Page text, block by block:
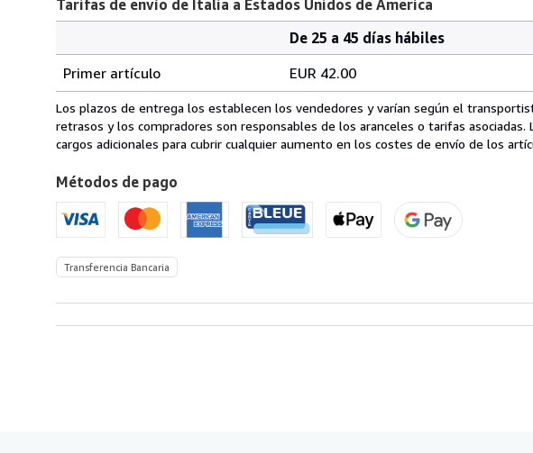
Tarifas de envío de Italia a Estados Unidos de America
de
envío
de
Italia
Estados
Unidos
de
America
pedido
De 25 a 45 días hábiles
Primer artículo
EUR 42.00
Los plazos de entrega los establecen los vendedores y varían según el
retrasos y los compradores son responsables de los aranceles o tarifas
cargos adicionales para cubrir cualquier aumento en los costes de envío de los
Métodos de pago
Transferencia Bancaria